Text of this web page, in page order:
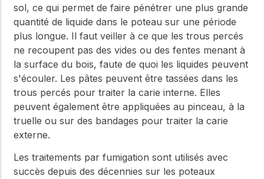
sol, ce qui permet de faire pénétrer une plus grande
quantité de liquide dans le poteau sur une période
plus longue. Il faut veiller à ce que les trous percés
ne recoupent pas des vides ou des fentes menant à
la surface du bois, faute de quoi les liquides peuvent
s'écouler. Les pâtes peuvent être tassées dans les
trous percés pour traiter la carie interne. Elles
peuvent également être appliquées au pinceau, à la
truelle ou sur des bandages pour traiter la carie
externe.
Les traitements par fumigation sont utilisés avec
succès depuis des décennies sur les poteaux